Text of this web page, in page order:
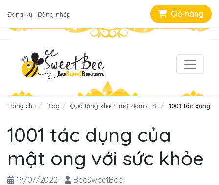
Đăng ký Đăng nhập Giỏ hàng
Trang chủ Blog Quà tặng khách mời đám cưới 1001 tác dụng
1001 tác dụng của
mật ong với sức khỏe
19/07/2022 - BeeSweetBee